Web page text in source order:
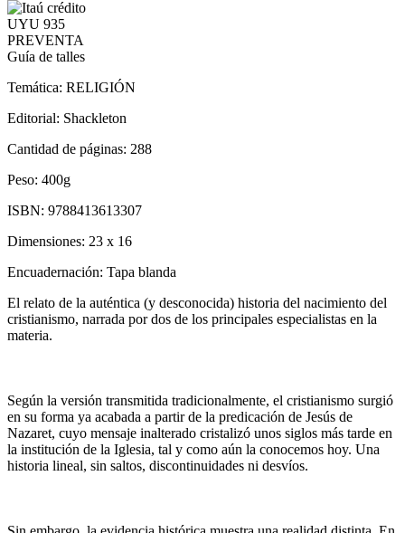
UYU 935
PREVENTA
Guía de talles
Temática: RELIGIÓN
Editorial: Shackleton
Cantidad de páginas: 288
Peso: 400g
ISBN: 9788413613307
Dimensiones: 23 x 16
Encuadernación: Tapa blanda
El relato de la auténtica (y desconocida) historia del nacimiento del
cristianismo, narrada por dos de los principales especialistas en la
materia.
Según la versión transmitida tradicionalmente, el cristianismo surgió
en su forma ya acabada a partir de la predicación de Jesús de
Nazaret, cuyo mensaje inalterado cristalizó unos siglos más tarde en
la institución de la Iglesia, tal y como aún la conocemos hoy. Una
historia lineal, sin saltos, discontinuidades ni desvíos.